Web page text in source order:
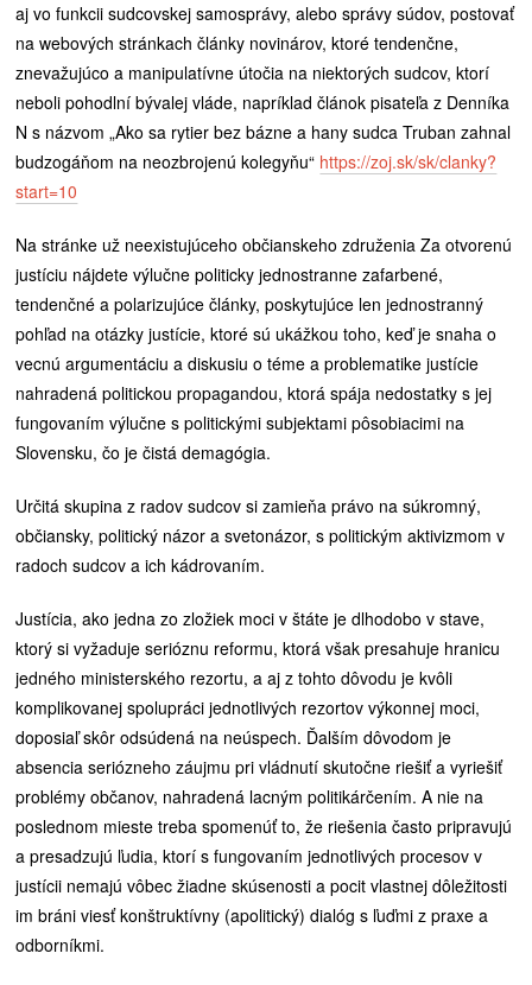
aj vo funkcii sudcovskej samosprávy, alebo správy súdov, postovať
na webových stránkach články novinárov, ktoré tendenčne,
znevažujúco a manipulatívne útočia na niektorých sudcov, ktorí
neboli pohodlní bývalej vláde, napríklad článok pisateľa z Denníka
N s názvom „Ako sa rytier bez bázne a hany sudca Truban zahnal
budzogáňom na neozbrojenú kolegyňu“ https://zoj.sk/sk/clanky?
start=10
Na stránke už neexistujúceho občianskeho združenia Za otvorenú
justíciu nájdete výlučne politicky jednostranne zafarbené,
tendenčné a polarizujúce články, poskytujúce len jednostranný
pohľad na otázky justície, ktoré sú ukážkou toho, keď je snaha o
vecnú argumentáciu a diskusiu o téme a problematike justície
nahradená politickou propagandou, ktorá spája nedostatky s jej
fungovaním výlučne s politickými subjektami pôsobiacimi na
Slovensku, čo je čistá demagógia.
Určitá skupina z radov sudcov si zamieňa právo na súkromný,
občiansky, politický názor a svetonázor, s politickým aktivizmom v
radoch sudcov a ich kádrovaním.
Justícia, ako jedna zo zložiek moci v štáte je dlhodobo v stave,
ktorý si vyžaduje serióznu reformu, ktorá však presahuje hranicu
jedného ministerského rezortu, a aj z tohto dôvodu je kvôli
komplikovanej spolupráci jednotlivých rezortov výkonnej moci,
doposiaľ skôr odsúdená na neúspech. Ďalším dôvodom je
absencia seriózneho záujmu pri vládnutí skutočne riešiť a vyriešiť
problémy občanov, nahradená lacným politikárčením. A nie na
poslednom mieste treba spomenúť to, že riešenia často pripravujú
a presadzujú ľudia, ktorí s fungovaním jednotlivých procesov v
justícii nemajú vôbec žiadne skúsenosti a pocit vlastnej dôležitosti
im bráni viesť konštruktívny (apolitický) dialóg s ľuďmi z praxe a
odborníkmi.